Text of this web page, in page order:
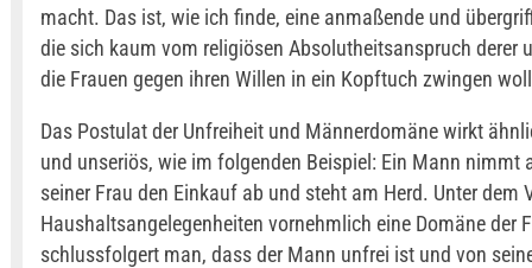
macht. Das ist, wie ich finde, eine anmaßende und
die sich kaum vom religiösen Absolutheitsanspruch derer
die Frauen gegen ihren Willen in ein Kopftuch zwingen
Das Postulat der Unfreiheit und Männerdomäne wirkt
und unseriös, wie im folgenden Beispiel: Ein Mann nimmt
seiner Frau den Einkauf ab und steht am Herd. Unter dem
Haushaltsangelegenheiten vornehmlich eine Domäne der
schlussfolgert man, dass der Mann unfrei ist und von